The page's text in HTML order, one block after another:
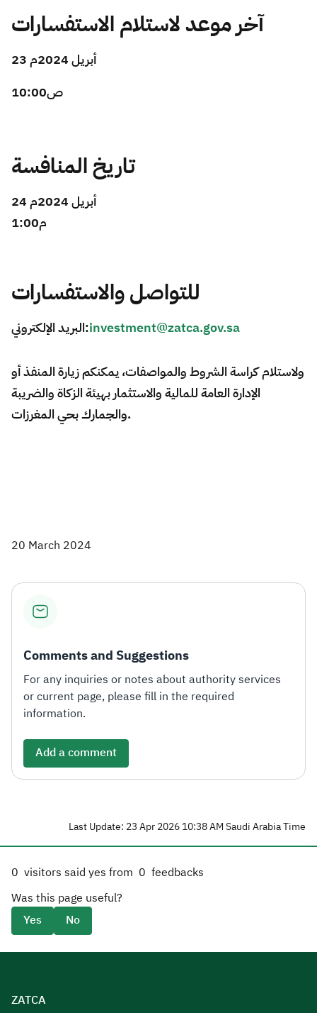
آخر موعد لاستلام الاستفسارات
23 أبريل 2024م
10:00ص
تاريخ المنافسة
24 أبريل 2024م ​
1:00م
للتواصل والاستفسارات
البريد الإلكتروني:investment@zatca.gov.sa
ولاستلام كراسة الشروط والمواصفات، يمكنكم زيارة المنفذ أو
الإدارة العامة للمالية والاستثمار بهيئة الزكاة والضريبة
والجمارك بحي المغرزات.
20 March 2024
Comments and Suggestions
For any inquiries or notes about authority services
or current page, please fill in the required
information.
Add a comment
Last Update: 23 Apr 2026 10:38 AM Saudi Arabia Time
0 visitors said yes from 0 feedbacks
Was this page useful?
Yes
No
ZATCA